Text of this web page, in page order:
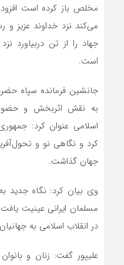
مخلص باز کرده است
می‌کند نزد خداوند عزیز
جهاد را از تن دربیاورد
است.
جانشین فرمانده سپاه
به نقش اثربخش و حضور
اسلامی عنوان کرد:
کرد و نگاهی نو و
جهان گذاشت.
وی بیان کرد: نگاه جدید
مسلمان ایرانی عینیت
در انقلاب اسلامی به
علیپور گفت: زنان و